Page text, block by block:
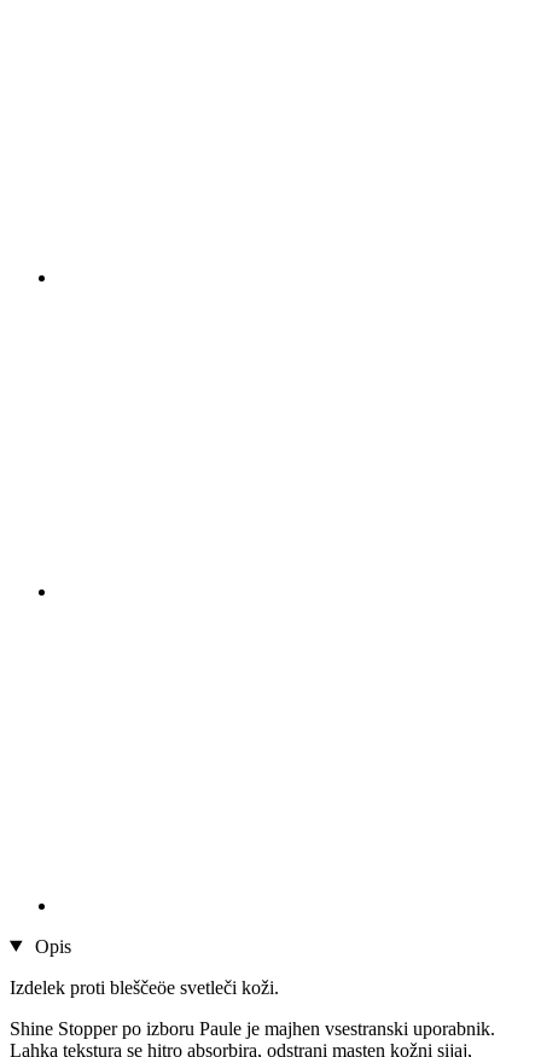
Opis
Izdelek proti bleščeöe svetleči koži.
Shine Stopper po izboru Paule je majhen vsestranski uporabnik.
Lahka tekstura se hitro absorbira, odstrani masten kožni sijaj,